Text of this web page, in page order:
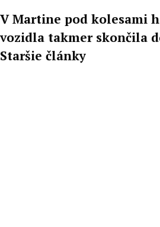
V Martine pod kolesami
vozidla takmer skončila
Staršie články